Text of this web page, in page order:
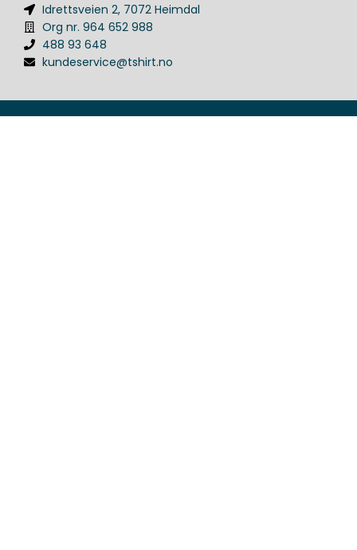
Idrettsveien 2, 7072 Heimdal
Org nr. 964 652 988
488 93 648
kundeservice@tshirt.no